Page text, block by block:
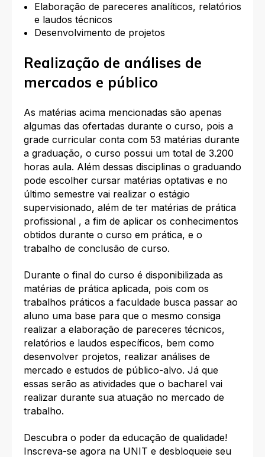
Elaboração de pareceres analíticos, relatórios
e laudos técnicos
Desenvolvimento de projetos
Realização de análises de
mercados e público
As matérias acima mencionadas são apenas
algumas das ofertadas durante o curso, pois a
grade curricular conta com 53 matérias durante
a graduação, o curso possui um total de 3.200
horas aula. Além dessas disciplinas o graduando
pode escolher cursar matérias optativas e no
último semestre vai realizar o estágio
supervisionado, além de ter matérias de prática
profissional , a fim de aplicar os conhecimentos
obtidos durante o curso em prática, e o
trabalho de conclusão de curso.
Durante o final do curso é disponibilizada as
matérias de prática aplicada, pois com os
trabalhos práticos a faculdade busca passar ao
aluno uma base para que o mesmo consiga
realizar a elaboração de pareceres técnicos,
relatórios e laudos específicos, bem como
desenvolver projetos, realizar análises de
mercado e estudos de público-alvo. Já que
essas serão as atividades que o bacharel vai
realizar durante sua atuação no mercado de
trabalho.
Descubra o poder da educação de qualidade!
Inscreva-se agora na UNIT e desbloqueie seu